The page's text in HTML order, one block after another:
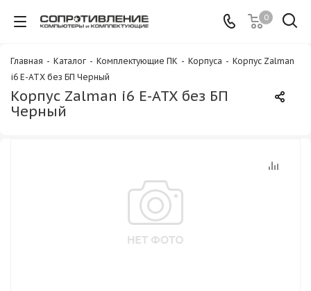
0
Главная - Каталог - Комплектующие ПК - Корпуса - Корпус Zalman
i6 E-ATX без БП Черный
Корпус Zalman i6 E-ATX без БП
Черный